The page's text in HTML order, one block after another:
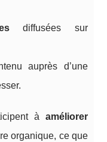
diffusées sur
auprès d’une
à améliorer
organique, ce que